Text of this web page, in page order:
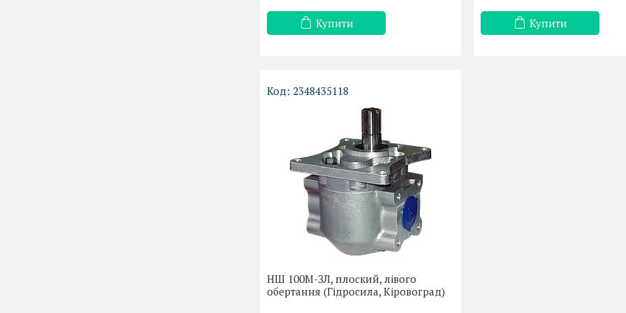
Купити Купити
2348435118
НШ 100М-ЗЛ, плоский, лівого
обертання (Гідросила, Кіровоград)